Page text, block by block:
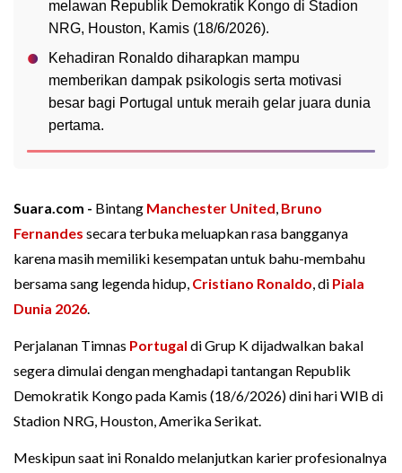
melawan Republik Demokratik Kongo di Stadion
NRG, Houston, Kamis (18/6/2026).
Kehadiran Ronaldo diharapkan mampu
memberikan dampak psikologis serta motivasi
besar bagi Portugal untuk meraih gelar juara dunia
pertama.
Suara.com - Bintang Manchester United, Bruno
Fernandes secara terbuka meluapkan rasa bangganya
karena masih memiliki kesempatan untuk bahu-membahu
bersama sang legenda hidup, Cristiano Ronaldo, di Piala
Dunia 2026.
Perjalanan Timnas Portugal di Grup K dijadwalkan bakal
segera dimulai dengan menghadapi tantangan Republik
Demokratik Kongo pada Kamis (18/6/2026) dini hari WIB di
Stadion NRG, Houston, Amerika Serikat.
Meskipun saat ini Ronaldo melanjutkan karier profesionalnya